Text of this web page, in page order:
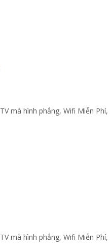
TV mà hình phẳng, Wifi Miễn Phí,
TV mà hình phẳng, Wifi Miễn Phí,